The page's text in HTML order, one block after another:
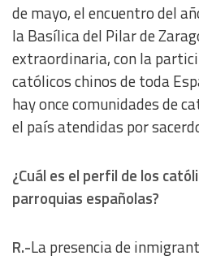
de mayo, el encuentro del
la Basílica del Pilar de
extraordinaria, con la
católicos chinos de toda
hay once comunidades de
el país atendidas por
¿Cuál es el perfil de los
parroquias españolas?
R.-La presencia de